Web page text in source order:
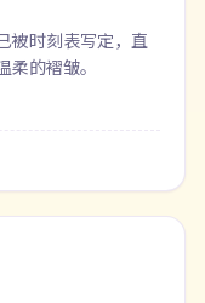
被时刻表写定，直
的褶皱。